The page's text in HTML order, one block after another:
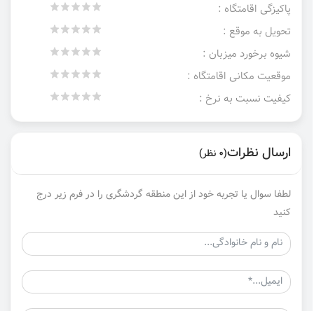
پاکیزگی اقامتگاه :
تحویل به موقع :
شیوه برخورد میزبان :
موقعیت مکانی اقامتگاه :
کیفیت نسبت به نرخ :
ارسال نظرات(0 نظر)
لطفا سوال یا تجربه خود از این منطقه گردشگری را در فرم زیر درج
کنید